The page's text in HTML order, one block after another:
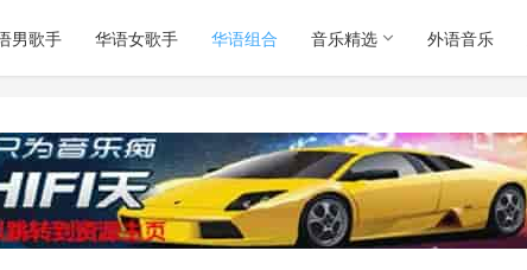
男歌手 华语女歌手 华语组合 音乐精选 外语音乐